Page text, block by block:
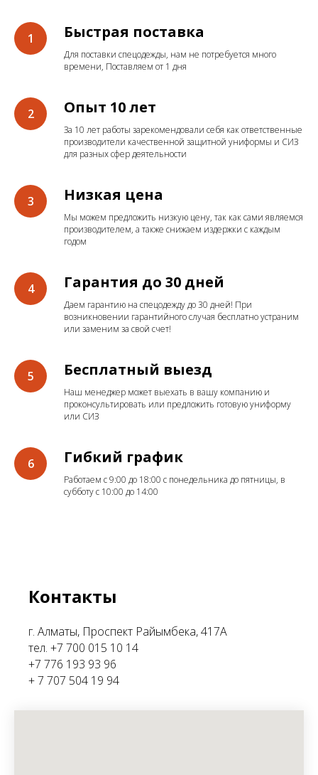
Быстрая поставка
Для поставки спецодежды, нам не потребуется много
времени, Поставляем от 1 дня
Опыт 10 лет
За 10 лет работы зарекомендовали себя как ответственные
производители качественной защитной униформы и СИЗ
для разных сфер деятельности
Низкая цена
Мы можем предложить низкую цену, так как сами являемся
производителем, а также снижаем издержки с каждым
годом
Гарантия до 30 дней
Даем гарантию на спецодежду до 30 дней! При
возникновении гарантийного случая бесплатно устраним
или заменим за свой счет!
Бесплатный выезд
Наш менеджер может выехать в вашу компанию и
проконсультировать или предложить готовую униформу
или СИЗ
Гибкий график
Работаем с 9:00 до 18:00 с понедельника до пятницы, в
субботу с 10:00 до 14:00
Контакты
г. Алматы, Проспект Райымбека, 417А
тел. +7 700 015 10 14
+7 776 193 93 96
+ 7 707 504 19 94